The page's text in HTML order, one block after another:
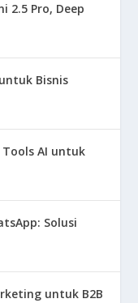
2.5 Pro, Deep
Bisnis
AI untuk
Solusi
untuk B2B